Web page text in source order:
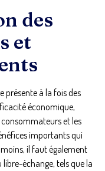
des
et
présente à la fois des
économique,
et les
importants qui
il faut également
échange, tels que la